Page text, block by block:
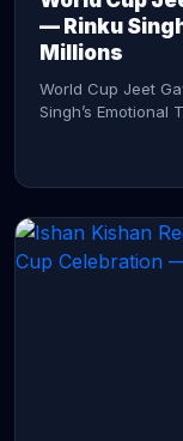
— Rinku
Millions
World Cup Jeet
Singh’s Emotional